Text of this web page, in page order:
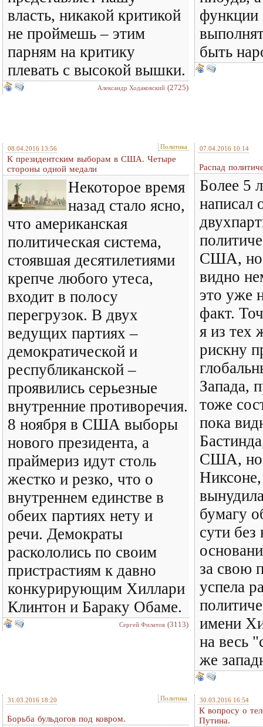
власть, никакой критикой
не проймешь – этим
парням на критику
плевать с высокой вышки.
Александр Ходаковский (2725)
функции
быть
08.04.2016 13:56 Политика
К президентским выборам в США. Четыре
стороны одной медали
Некоторое время
назад стало ясно,
что американская
политическая система,
стоявшая десятилетиями
крепче любого утеса,
входит в полосу
перегрузок. В двух
ведущих партиях –
демократической и
республиканской –
проявились серьезные
внутренние противоречия.
8 ноября в США выборы
нового президента, а
праймериз идут столь
жестко и резко, что о
внутреннем единстве в
обеих партиях нету и
речи. Демократы
раскололись по своим
пристрастиям к давно
конкурирующим Хиллари
Клинтон и Бараку Обаме.
Сергей Филатов (3113)
07.04.2016 10:14
Распад
Более 5
написал
США, но
видно
это уже
факт.
я из тех
рискну
Запада,
тоже
пока
США,
бумагу
сути без
за свою
успела
имени
на весь
же
31.03.2016 18:20 Политика
Борьба бульдогов под ковром.
30.03.2016 16:54
К вопросу о
Путина.